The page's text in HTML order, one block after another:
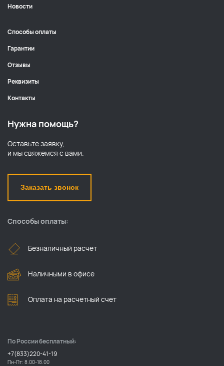
Нужна помощь?
Оставьте заявку,
и мы свяжемся с вами.
Заказать звонок
Новости
Способы оплаты
Гарантии
Отзывы
Реквизиты
Контакты
Способы оплаты:
Безналичный расчет
Наличными в офисе
Оплата на расчетный счет
По России бесплатный:
+7(833)220-41-19
Пн-Пт: 8.00-18.00